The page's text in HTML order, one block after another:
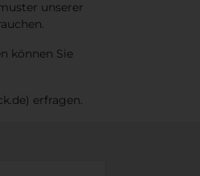
unserer
können Sie
erfragen.